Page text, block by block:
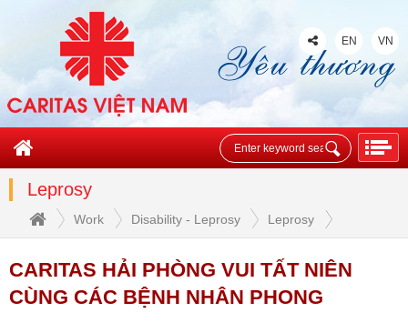
EN VN
Leprosy
Work Disability - Leprosy Leprosy
CARITAS HẢI PHÒNG VUI TẤT NIÊN
CÙNG CÁC BỆNH NHÂN PHONG